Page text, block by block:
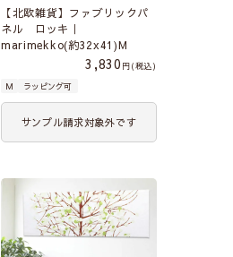
【北欧雑貨】ファブリックパ
ネル ロッキ｜
marimekko(約32x41)M
3,830
税込
M
ラッピング可
サンプル請求対象外です